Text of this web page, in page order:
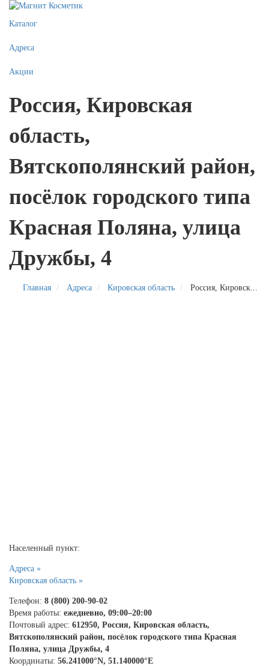
Каталог
Адреса
Акции
Россия, Кировская
область,
Вятскополянский район,
посёлок городского типа
Красная Поляна, улица
Дружбы, 4
Главная Адреса Кировская область Россия, Кировск...
Населенный пункт:
Адреса »
Кировская область »
Телефон: 8 (800) 200-90-02
Время работы: ежедневно, 09:00–20:00
Почтовый адрес: 612950, Россия, Кировская область,
Вятскополянский район, посёлок городского типа Красная
Поляна, улица Дружбы, 4
Координаты: 56.241000°N, 51.140000°E